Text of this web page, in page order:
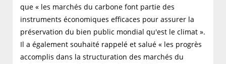
que « les marchés du carbone font partie des
instruments économiques efficaces pour assurer la
préservation du bien public mondial qu'est le climat ».
Il a également souhaité rappelé et salué « les progrès
accomplis dans la structuration des marchés du